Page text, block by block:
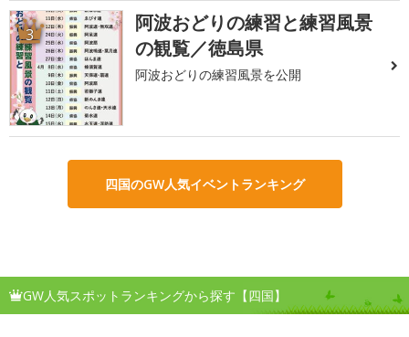
3
阿波おどりの練習と練習風景
の観覧／徳島県
阿波おどりの練習風景を公開
四国のGW人気イベントランキング
GW人気スポットランキングから探す【四国】